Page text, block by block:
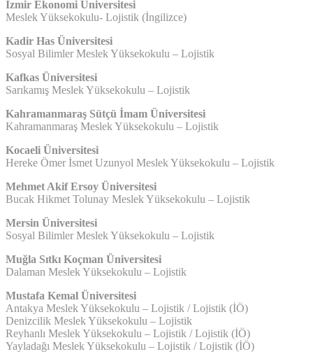
İzmir Ekonomi Üniversitesi
Meslek Yüksekokulu- Lojistik (İngilizce)
Kadir Has Üniversitesi
Sosyal Bilimler Meslek Yüksekokulu – Lojistik
Kafkas Üniversitesi
Sarıkamış Meslek Yüksekokulu – Lojistik
Kahramanmaraş Sütçü İmam Üniversitesi
Kahramanmaraş Meslek Yüksekokulu – Lojistik
Kocaeli Üniversitesi
Hereke Ömer İsmet Uzunyol Meslek Yüksekokulu – Lojistik
Mehmet Akif Ersoy Üniversitesi
Bucak Hikmet Tolunay Meslek Yüksekokulu – Lojistik
Mersin Üniversitesi
Sosyal Bilimler Meslek Yüksekokulu – Lojistik
Muğla Sıtkı Koçman Üniversitesi
Dalaman Meslek Yüksekokulu – Lojistik
Mustafa Kemal Üniversitesi
Antakya Meslek Yüksekokulu – Lojistik / Lojistik (İÖ)
Denizcilik Meslek Yüksekokulu – Lojistik
Reyhanlı Meslek Yüksekokulu – Lojistik / Lojistik (İÖ)
Yayladağı Meslek Yüksekokulu – Lojistik / Lojistik (İÖ)